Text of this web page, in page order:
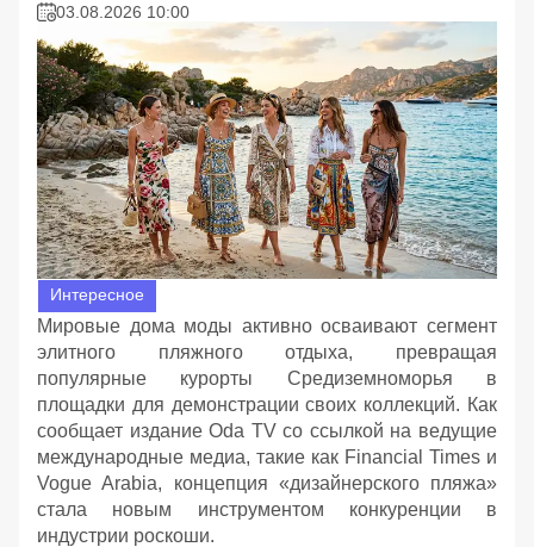
03.08.2026 10:00
Интересное
Мировые дома моды активно осваивают сегмент
элитного пляжного отдыха, превращая
популярные курорты Средиземноморья в
площадки для демонстрации своих коллекций. Как
сообщает издание Oda TV со ссылкой на ведущие
международные медиа, такие как Financial Times и
Vogue Arabia, концепция «дизайнерского пляжа»
стала новым инструментом конкуренции в
индустрии роскоши.